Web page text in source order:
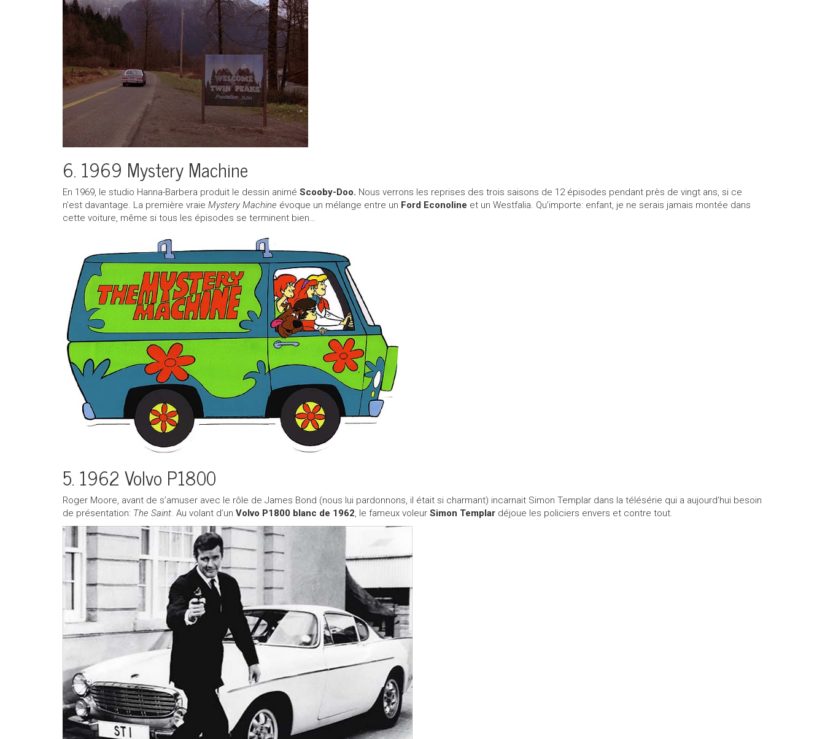
6. 1969 Mystery Machine
En 1969, le studio Hanna-Barbera produit le dessin animé Scooby-Doo. Nous verrons les reprises des trois saisons de 12 épisodes pendant près de vingt ans, si ce
n’est davantage. La première vraie Mystery Machine évoque un mélange entre un Ford Econoline et un Westfalia. Qu’importe: enfant, je ne serais jamais montée dans
cette voiture, même si tous les épisodes se terminent bien…
5. 1962 Volvo P1800
Roger Moore, avant de s’amuser avec le rôle de James Bond (nous lui pardonnons, il était si charmant) incarnait Simon Templar dans la télésérie qui a aujourd’hui besoin
de présentation: The Saint . Au volant d’un Volvo P1800 blanc de 1962 , le fameux voleur Simon Templar déjoue les policiers envers et contre tout.